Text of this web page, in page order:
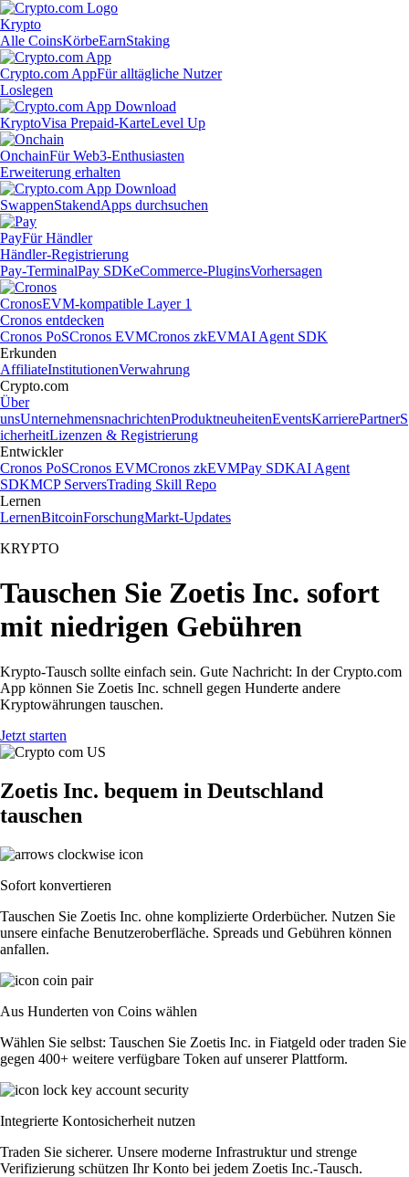
Krypto
Alle CoinsKörbeEarnStaking
Crypto.com AppFür alltägliche Nutzer
Loslegen
KryptoVisa Prepaid-KarteLevel Up
OnchainFür Web3-Enthusiasten
Erweiterung erhalten
SwappenStakendApps durchsuchen
PayFür Händler
Händler-Registrierung
Pay-TerminalPay SDKeCommerce-PluginsVorhersagen
CronosEVM-kompatible Layer 1
Cronos entdecken
Cronos PoSCronos EVMCronos zkEVMAI Agent SDK
Erkunden
AffiliateInstitutionenVerwahrung
Crypto.com
Über
unsUnternehmensnachrichtenProduktneuheitenEventsKarrierePartnerS
icherheitLizenzen & Registrierung
Entwickler
Cronos PoSCronos EVMCronos zkEVMPay SDKAI Agent
SDKMCP ServersTrading Skill Repo
Lernen
LernenBitcoinForschungMarkt-Updates
KRYPTO
Tauschen Sie Zoetis Inc. sofort
mit niedrigen Gebühren
Krypto-Tausch sollte einfach sein. Gute Nachricht: In der Crypto.com
App können Sie Zoetis Inc. schnell gegen Hunderte andere
Kryptowährungen tauschen.
Jetzt starten
Zoetis Inc. bequem in Deutschland
tauschen
Sofort konvertieren
Tauschen Sie Zoetis Inc. ohne komplizierte Orderbücher. Nutzen Sie
unsere einfache Benutzeroberfläche. Spreads und Gebühren können
anfallen.
Aus Hunderten von Coins wählen
Wählen Sie selbst: Tauschen Sie Zoetis Inc. in Fiatgeld oder traden Sie
gegen 400+ weitere verfügbare Token auf unserer Plattform.
Integrierte Kontosicherheit nutzen
Traden Sie sicherer. Unsere moderne Infrastruktur und strenge
Verifizierung schützen Ihr Konto bei jedem Zoetis Inc.-Tausch.